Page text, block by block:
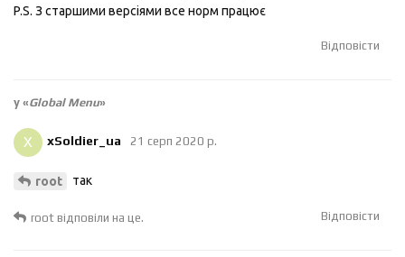
P.S. З старшими версіями все норм працює
Відповісти
у «Global Menu»
X xSoldier_ua 21 серп 2020 р.
root так
Відповісти
root відповіли на це.